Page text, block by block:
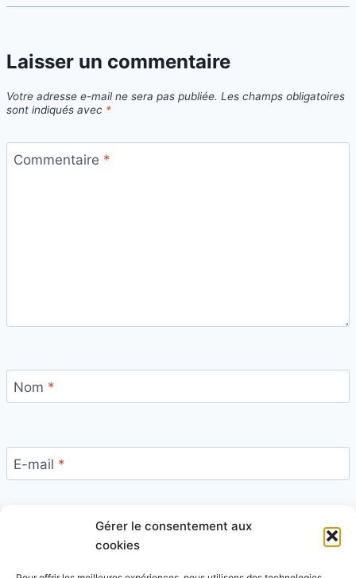
Gérer le consentement aux
cookies
Laisser un commentaire
Votre adresse e-mail ne sera pas publiée. Les champs obligatoires
sont indiqués avec *
Commentaire *
Nom *
E-mail *